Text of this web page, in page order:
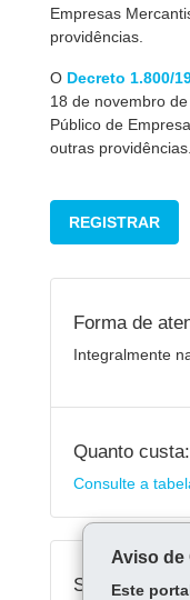
Empresas
providências.
O Decreto 1.800/
18 de novembro
Público de
outras providências.
REGISTRAR
Forma de
Integralmente
Quanto custa:
Consulte a
Serviços
Aviso de
Este